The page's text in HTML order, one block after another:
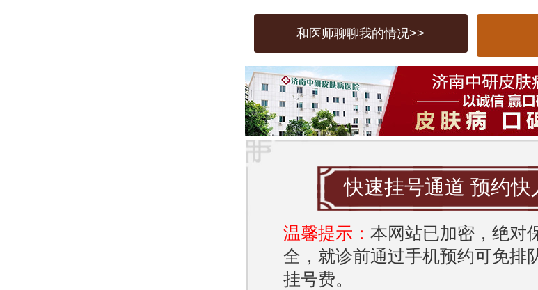
指导，力求帮助每位患者恢复健康
大众点评及推荐
济南中研皮肤病医院在大众点评平
评价，许多患者在就医后对医院的
意。许多评论称赞医生的专业素养
致，让患者在就医过程中感到安心
该医院的医疗环境优雅，设备先进
的服务，使得就医体验更加舒适。
预约挂号
和医师聊聊我的情况>>
快速挂号通道 预约快
温馨提示：本网站已加密，绝对
全，就诊前通过手机预约可免排
挂号费。